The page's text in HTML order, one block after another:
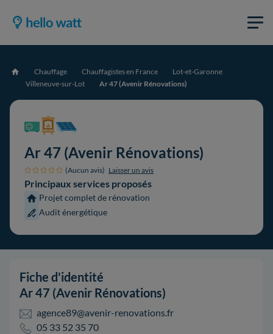
Accueil Chauffage Chauffagistes en France
Lot-et-Garonne
Villeneuve-sur-Lot
Ar 47 (Avenir Rénovations)
Ar 47 (Avenir Rénovations)
(Aucun avis) Laisser un avis
Principaux services proposés
Projet complet de rénovation
Audit énergétique
Fiche d'identité
Ar 47 (Avenir Rénovations)
agence89@avenir-renovations.fr
05 33 52 35 70